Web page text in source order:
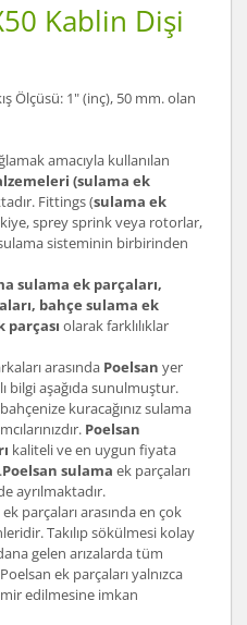
Kablin Dişi
Ölçüsü: 1" (inç), 50 mm. olan
amacıyla kullanılan
(sulama ek
Fittings (sulama ek
sprey sprink veya rotorlar,
sisteminin birbirinden
sulama ek parçaları,
bahçe sulama ek
parçası olarak farklılıklar
arasında Poelsan yer
bilgi aşağıda sunulmuştur.
bahçenize kuracağınız sulama
Poelsan
kaliteli ve en uygun fiyata
Poelsan sulama ek parçaları
ayrılmaktadır.
parçaları arasında en çok
Takılıp sökülmesi kolay
gelen arızalarda tüm
ek parçaları yalnızca
edilmesine imkan